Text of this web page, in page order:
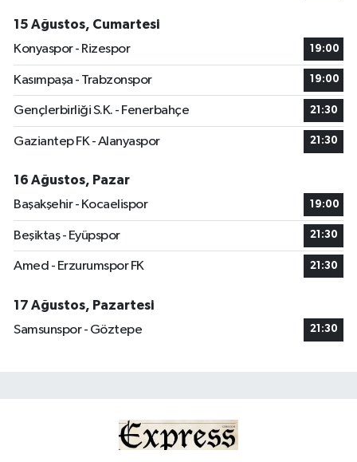
15 Ağustos, Cumartesi
Konyaspor - Rizespor
19:00
Kasımpaşa - Trabzonspor 19:00
Gençlerbirliği S.K. - Fenerbahçe 21:30
Gaziantep FK - Alanyaspor 21:30
16 Ağustos, Pazar
Başakşehir - Kocaelispor
19:00
Beşiktaş - Eyüpspor 21:30
Amed - Erzurumspor FK 21:30
17 Ağustos, Pazartesi
Samsunspor - Göztepe
21:30